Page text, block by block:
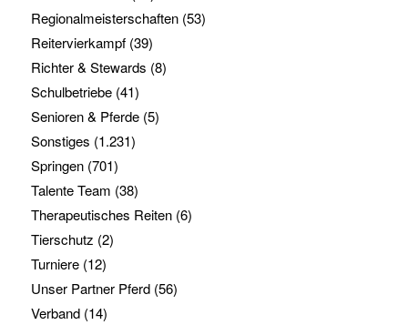
Regionalmeisterschaften(53)
Reitervierkampf(39)
Richter & Stewards (8)
Schulbetriebe(41)
Senioren & Pferde(5)
Sonstiges (1.231)
Springen(701)
Talente Team (38)
Therapeutisches Reiten(6)
Tierschutz (2)
Turniere(12)
Unser Partner Pferd(56)
Verband(14)